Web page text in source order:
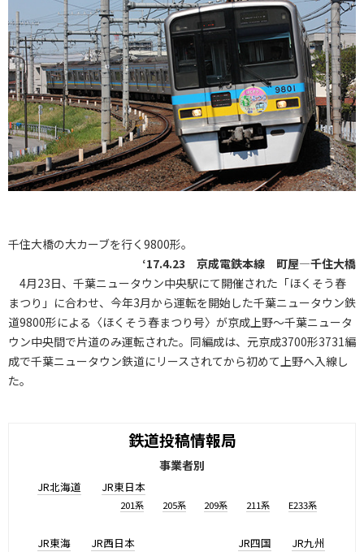
千住大橋の大カーブを行く9800形。
‘17.4.23 京成電鉄本線 町屋―千住大橋
4月23日、千葉ニュータウン中央駅にて開催された「ほくそう春
まつり」に合わせ、今年3月から運転を開始した千葉ニュータウン鉄
道9800形による〈ほくそう春まつり号〉が京成上野～千葉ニュータ
ウン中央間で片道のみ運転された。同編成は、元京成3700形3731編
成で千葉ニュータウン鉄道にリースされてから初めて上野へ入線し
た。
鉄道投稿情報局
事業者別
JR北海道 JR東日本
201系 205系 209系 211系 E233系
JR東海 JR西日本 JR四国 JR九州